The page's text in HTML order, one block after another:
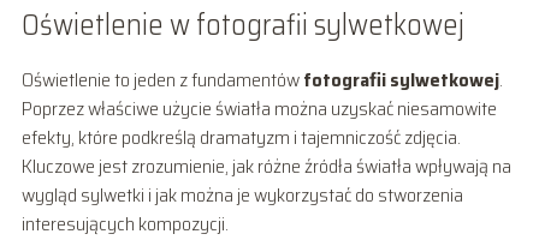
Oświetlenie w fotografii sylwetkowej
Oświetlenie to jeden z fundamentówfotografii sylwetkowej.
Poprzez właściwe użycie światła można uzyskać niesamowite
efekty, które podkreślą dramatyzm i tajemniczość zdjęcia.
Kluczowe jest zrozumienie, jak różne źródła światła wpływają na
wygląd sylwetki i jak można je wykorzystać do stworzenia
interesujących kompozycji.